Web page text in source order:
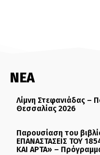
ΝΕΑ
Λίμνη Στεφανιάδας –
Θεσσαλίας 2026
Παρουσίαση του
ΕΠΑΝΑΣΤΑΣΕΙΣ ΤΟΥ
ΚΑΙ ΑΡΤΑ» –